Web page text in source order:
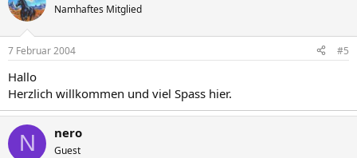
Namhaftes Mitglied
7 Februar 2004 #5
Hallo
Herzlich willkommen und viel Spass hier.
N nero
Guest